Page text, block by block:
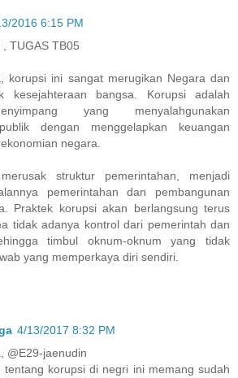
2016 6:15 PM
, TUGAS TB05
korupsi ini sangat merugikan Negara dan
kesejahteraan bangsa. Korupsi adalah
yang menyalahgunakan
dengan menggelapkan keuangan
negara.
struktur pemerintahan, menjadi
pemerintahan dan pembangunan
Praktek korupsi akan berlangsung terus
tidak adanya kontrol dari pemerintah dan
timbul oknum-oknum yang tidak
yang memperkaya diri sendiri.
4/13/2017 8:32 PM
@E29-jaenudin
tentang korupsi di negri ini memang sudah